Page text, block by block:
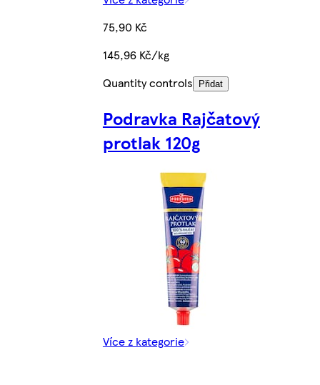
75,90 Kč
145,96 Kč/kg
Quantity controls
Přidat
Podravka Rajčatový
protlak 120g
Více z kategorie